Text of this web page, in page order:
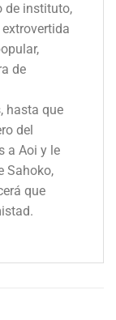
de instituto,
de
hasta que
del
a Aoi y le
Sahoko,
que